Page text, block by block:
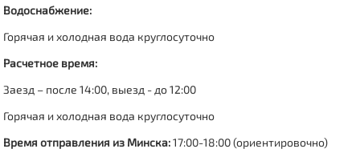
Водоснабжение:
Горячая и холодная вода круглосуточно
Расчетное время:
Заезд – после 14:00, выезд - до 12:00
Горячая и холодная вода круглосуточно
Время отправления из Минска:17:00-18:00 (ориентировочно)